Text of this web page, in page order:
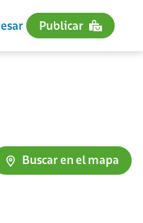
Publicar
Buscar en el mapa